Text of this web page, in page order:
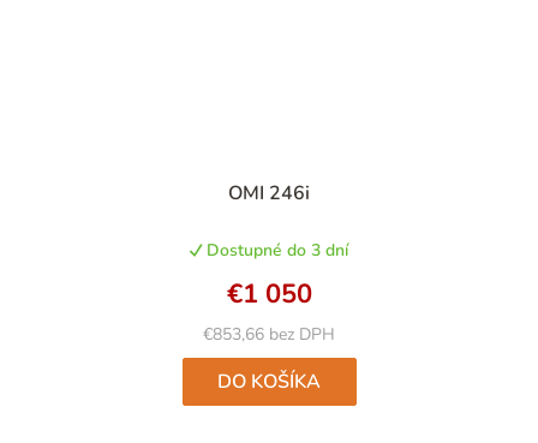
OMI 246i
Dostupné do 3 dní
€853,66 bez DPH
€1 050
DO KOŠÍKA